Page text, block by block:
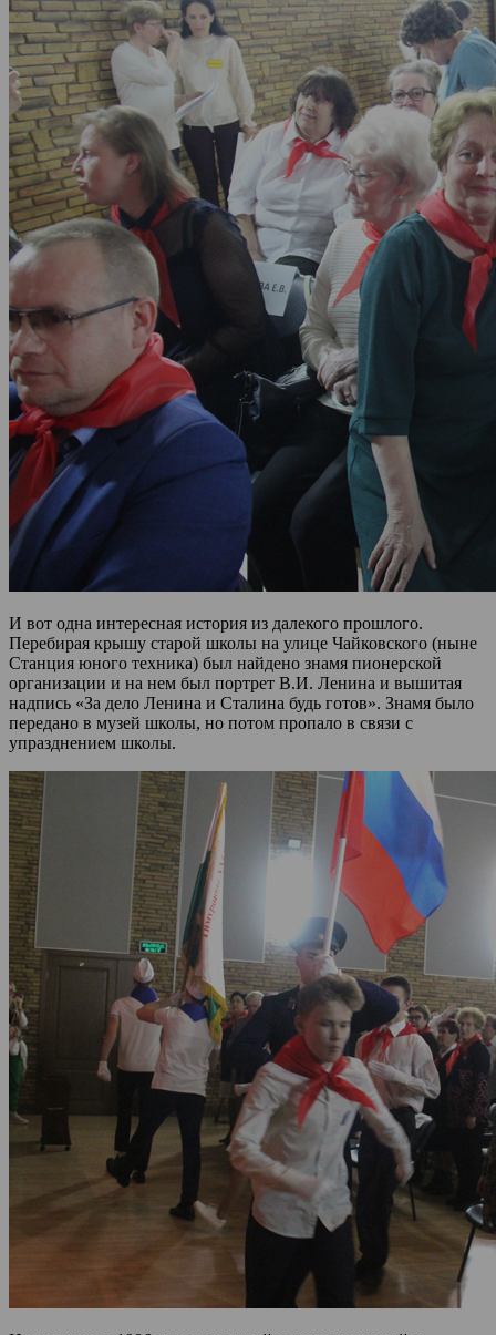
И вот одна интересная история из далекого прошлого.
Перебирая крышу старой школы на улице Чайковского (ныне
Станция юного техника) был найдено знамя пионерской
организации и на нем был портрет В.И. Ленина и вышитая
надпись «За дело Ленина и Сталина будь готов». Знамя было
передано в музей школы, но потом пропало в связи с
упразднением школы.